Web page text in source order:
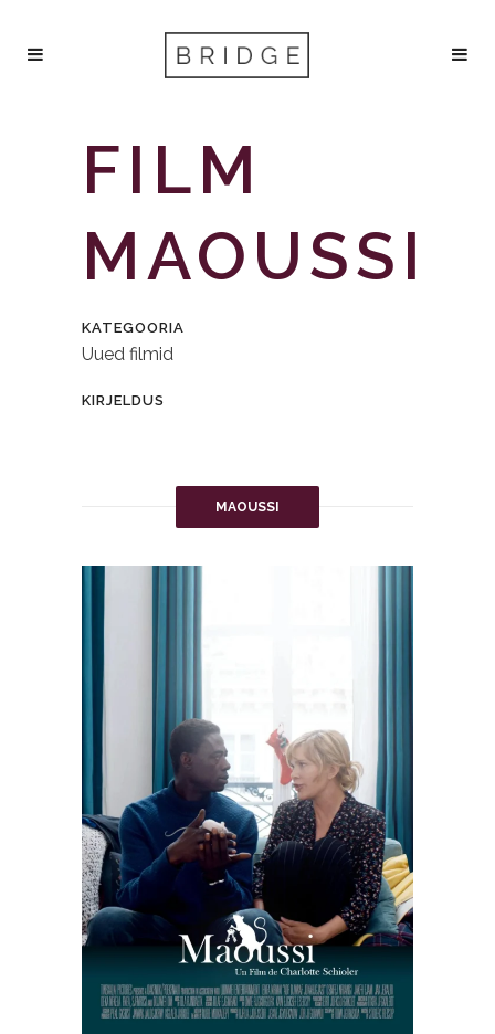
FILM
MAOUSSI
KATEGOORIA
Uued filmid
KIRJELDUS
MAOUSSI